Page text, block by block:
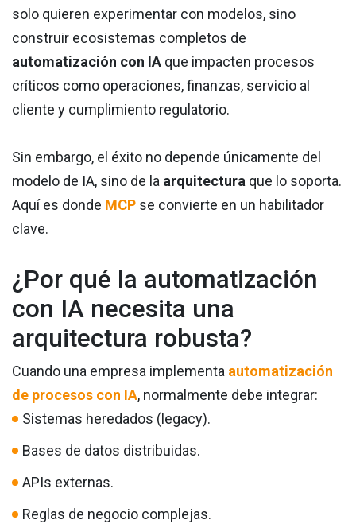
solo quieren experimentar con modelos, sino
construir ecosistemas completos de
automatización con IA que impacten procesos
críticos como operaciones, finanzas, servicio al
cliente y cumplimiento regulatorio.
Sin embargo, el éxito no depende únicamente del
modelo de IA, sino de la arquitectura que lo soporta.
Aquí es donde MCP se convierte en un habilitador
clave.
¿Por qué la automatización
con IA necesita una
arquitectura robusta?
Cuando una empresa implementa automatización
de procesos con IA, normalmente debe integrar:
Sistemas heredados (legacy).
Bases de datos distribuidas.
APIs externas.
Reglas de negocio complejas.